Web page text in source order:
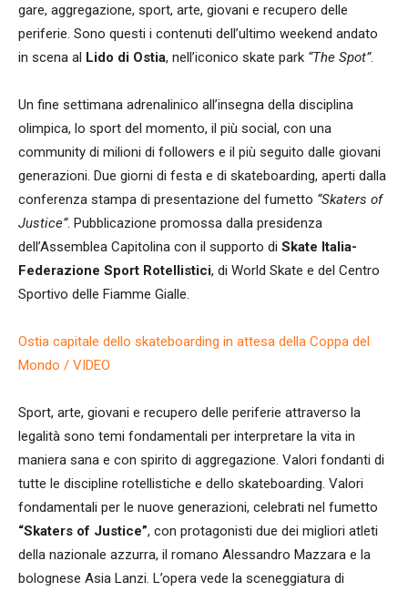
gare, aggregazione, sport, arte, giovani e recupero delle
periferie. Sono questi i contenuti dell’ultimo weekend andato
in scena al Lido di Ostia, nell’iconico skate park “The Spot”.
Un fine settimana adrenalinico all’insegna della disciplina
olimpica, lo sport del momento, il più social, con una
community di milioni di followers e il più seguito dalle giovani
generazioni. Due giorni di festa e di skateboarding, aperti dalla
conferenza stampa di presentazione del fumetto “Skaters of
Justice”. Pubblicazione promossa dalla presidenza
dell’Assemblea Capitolina con il supporto di Skate Italia-
Federazione Sport Rotellistici, di World Skate e del Centro
Sportivo delle Fiamme Gialle.
Ostia capitale dello skateboarding in attesa della Coppa del
Mondo / VIDEO
Sport, arte, giovani e recupero delle periferie attraverso la
legalità sono temi fondamentali per interpretare la vita in
maniera sana e con spirito di aggregazione. Valori fondanti di
tutte le discipline rotellistiche e dello skateboarding. Valori
fondamentali per le nuove generazioni, celebrati nel fumetto
“Skaters of Justice”, con protagonisti due dei migliori atleti
della nazionale azzurra, il romano Alessandro Mazzara e la
bolognese Asia Lanzi. L’opera vede la sceneggiatura di